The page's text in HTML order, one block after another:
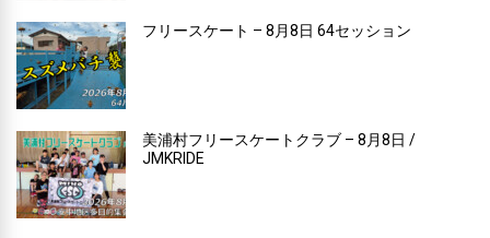
フリースケート – 8月8日 64セッション
美浦村フリースケートクラブ – 8月8日 /
JMKRIDE